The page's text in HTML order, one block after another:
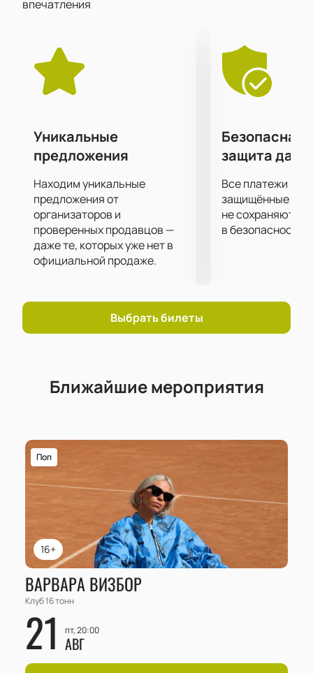
профессиональный подход к организации
для проведения концертов.
Купить билеты на концерт ВИА «Пролетарское
Танго» в клубе «16 тонн»
можно на нашем сайте.
впечатления
Уникальные
предложения
Находим уникальные
предложения от
организаторов и
проверенных продавцов —
даже те, которых уже нет в
официальной продаже.
Безопасная
защита
Все платежи
защищённые
не сохраняются
в безопасности.
Выбрать билеты
Ближайшие мероприятия
16+
Поп
ВАРВАРА ВИЗБОР
Клуб 16 тонн
21 пт, 20:00
АВГ